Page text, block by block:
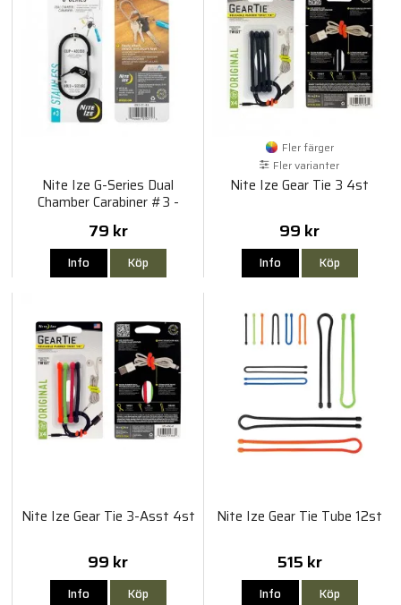
Nite Ize G-Series Dual
Chamber Carabiner #3 -
Black
79 kr
Info Köp
Fler färger
Fler varianter
Nite Ize Gear Tie 3 4st
99 kr
Info Köp
Nite Ize Gear Tie 3-Asst 4st
99 kr
Info Köp
Nite Ize Gear Tie Tube 12st
515 kr
Info Köp